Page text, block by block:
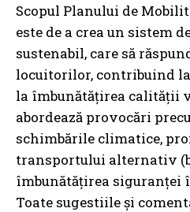
Scopul Planului de
este de a crea un sistem
sustenabil, care să
locuitorilor, contribuind
la îmbunătățirea calității
abordează provocări
schimbările climatice,
transportului alternativ
îmbunătățirea siguranței
Toate sugestiile și